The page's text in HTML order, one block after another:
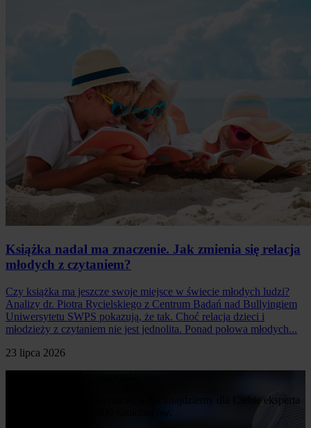
Książka nadal ma znaczenie. Jak zmienia się relacja
młodych z czytaniem?
Czy książka ma jeszcze swoje miejsce w świecie młodych ludzi?
Analizy dr. Piotra Rycielskiego z Centrum Badań nad Bullyingiem
Uniwersytetu SWPS pokazują, że tak. Choć relacja dzieci i
młodzieży z czytaniem nie jest jednolita. Ponad połowa młodych...
23 lipca 2026
Napisz nam o swoim temacie, a my znajdziemy dla Ciebie eksperta